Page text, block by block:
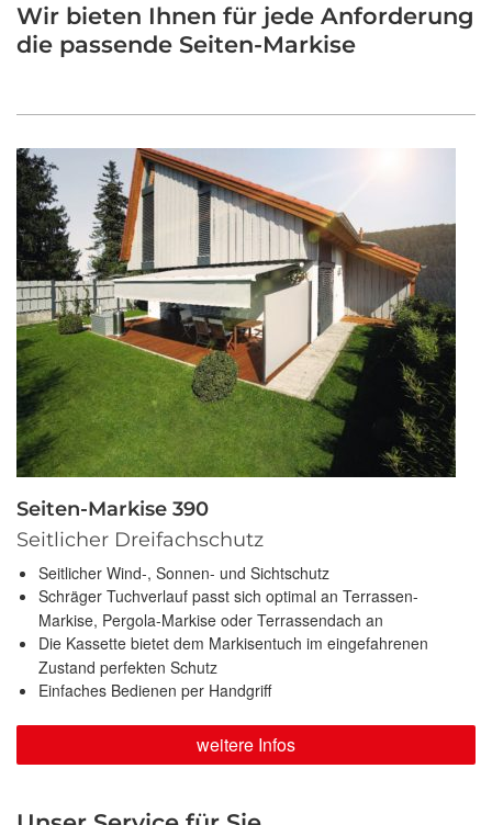
Wir bieten Ihnen für jede Anforderung
die passende Seiten-Markise
Seiten-Markise 390
Seitlicher Dreifachschutz
Seitlicher Wind-, Sonnen- und Sichtschutz
Schräger Tuchverlauf passt sich optimal an Terrassen-
Markise, Pergola-Markise oder Terrassendach an
Die Kassette bietet dem Markisentuch im eingefahrenen
Zustand perfekten Schutz
Einfaches Bedienen per Handgriff
weitere Infos